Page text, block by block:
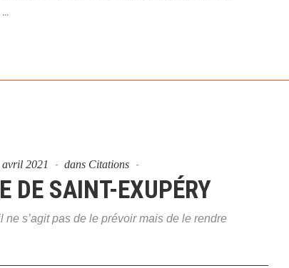
avril 2021 dans Citations
DE SAINT-EXUPÉRY
ne s’agit pas de le prévoir mais de le rendre